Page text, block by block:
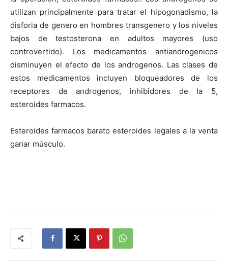
utilizan principalmente para tratar el hipogonadismo, la
disforia de genero en hombres transgenero y los niveles
bajos de testosterona en adultos mayores (uso
controvertido). Los medicamentos antiandrogenicos
disminuyen el efecto de los androgenos. Las clases de
estos medicamentos incluyen bloqueadores de los
receptores de androgenos, inhibidores de la 5,
esteroides farmacos.
Esteroides farmacos barato esteroides legales a la venta
ganar músculo.